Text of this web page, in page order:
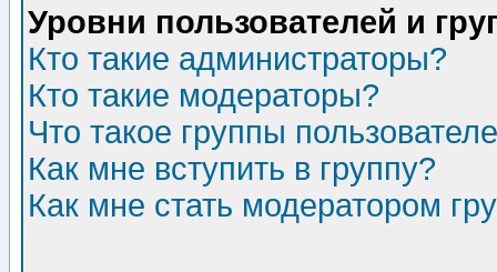
Уровни пользователей и
Кто такие администраторы?
Кто такие модераторы?
Что такое группы
Как мне вступить в группу?
Как мне стать модератором